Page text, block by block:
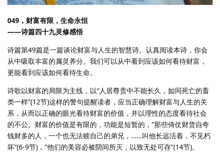
049，财富有限，生命永恒
——诗篇四十九灵修感悟
诗篇第49篇是一篇谈论财富与人生的智慧诗。认真阅读本诗，你会
从中吸取丰富的属灵养分。我们可以从中看到应该如何看待财富，
更能看到应该如何看待生命。
诗歌以财富的局限为主线，以“人居尊贵中不能长久，如同死亡的畜
类一样”(12节)这样的警句提醒读者，应当正确理解财富与人生的关
系，从而以正确的眼光看待财富的价值，并以理性的态度看待社会
的不公。财富的价值是有限的，功能是短暂的，“那些倚仗财货自夸
钱财多的人，一个也无法赎自己的弟兄，……叫他长远活着，不见朽
坏”(6-9节)，“他们的美容必被阴间所灭，以致无处可存”(14节)。